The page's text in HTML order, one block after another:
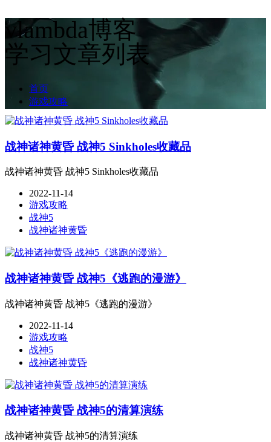
vlambda博客
学习文章列表
首页
游戏攻略
战神诸神黄昏 战神5 Sinkholes收藏品
战神诸神黄昏 战神5 Sinkholes收藏品
2022-11-14
游戏攻略
战神5
战神诸神黄昏
战神诸神黄昏 战神5《逃跑的漫游》
战神诸神黄昏 战神5《逃跑的漫游》
2022-11-14
游戏攻略
战神5
战神诸神黄昏
战神诸神黄昏 战神5的清算演练
战神诸神黄昏 战神5的清算演练